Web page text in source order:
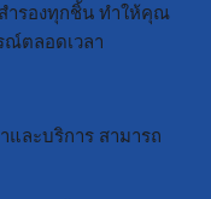
ำรองทุกชิ้น ทำให้คุณ
ณ์ตลอดเวลา
ละบริการ สามารถ